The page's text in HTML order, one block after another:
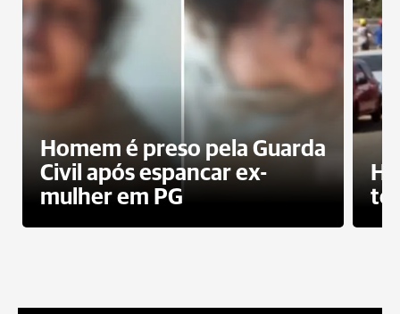
Homem é preso pela Guarda
Civil após espancar ex-
mulher em PG